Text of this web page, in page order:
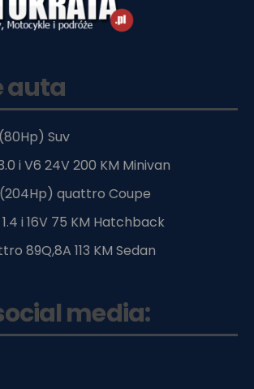
auta
(80Hp) Suv
i V6 24V 200 KM Minivan
(204Hp) quattro Coupe
i 16V 75 KM Hatchback
89Q,8A 113 KM Sedan
media: